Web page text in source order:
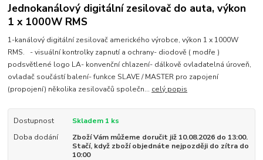
Jednokanálový digitální zesilovač do auta, výkon
1 x 1000W RMS
1-kanálový digitální zesilovač amerického výrobce, výkon 1 x 1000W
RMS. - visuální kontrolky zapnutí a ochrany- diodově ( modře )
podsvětlené logo LA- konvenční chlazení- dálkově ovladatelná úroveň,
ovladač součástí balení- funkce SLAVE / MASTER pro zapojení
(propojení) několika zesilovačů společn... celý popis
Dostupnost
Skladem 1 ks
Doba dodání
Zboží Vám můžeme doručit již 10.08.2026 do 13:00.
Stačí, když zboží objednáte nejpozději do zítra do
10:00